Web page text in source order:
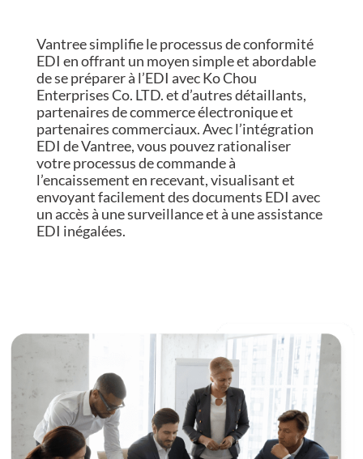
Vantree simplifie le processus de conformité
EDI en offrant un moyen simple et abordable
de se préparer à l’EDI avec Ko Chou
Enterprises Co. LTD. et d’autres détaillants,
partenaires de commerce électronique et
partenaires commerciaux. Avec l’intégration
EDI de Vantree, vous pouvez rationaliser
votre processus de commande à
l’encaissement en recevant, visualisant et
envoyant facilement des documents EDI avec
un accès à une surveillance et à une assistance
EDI inégalées.